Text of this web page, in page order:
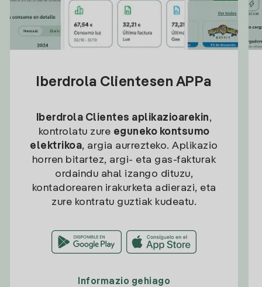
Iberdrola Clientesen APPa
Iberdrola Clientes aplikazioarekin,
kontrolatu zure eguneko kontsumo
elektrikoa, argia aurrezteko. Aplikazio
horren bitartez, argi- eta gas-fakturak
ordaindu ahal izango dituzu,
kontadorearen irakurketa adierazi, eta
zure kontratu guztiak kudeatu.
Informazio gehiago